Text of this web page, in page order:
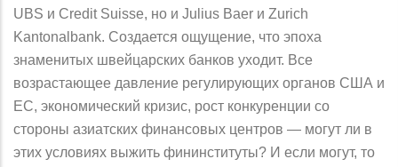
UBS и Credit Suisse, но и Julius Baer и Zurich
Kantonalbank. Создается ощущение, что эпоха
знаменитых швейцарских банков уходит. Все
возрастающее давление регулирующих органов США и
ЕС, экономический кризис, рост конкуренции со
стороны азиатских финансовых центров — могут ли в
этих условиях выжить фининституты? И если могут, то